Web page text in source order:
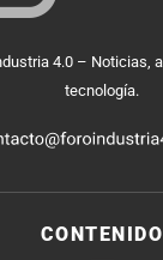
4.0 – Noticias,
tecnología.
CONTENIDO